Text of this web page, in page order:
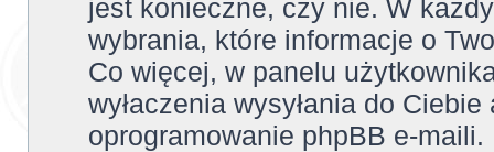
jest konieczne, czy nie. W
wybrania, które informacje o
Co więcej, w panelu
wyłaczenia wysyłania do
oprogramowanie phpBB e-maili.